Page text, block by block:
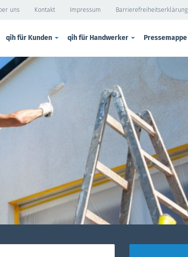
uns Kontakt Impressum Barrierefreiheitserklärung
qih für Kunden qih für Handwerker Pressemappe